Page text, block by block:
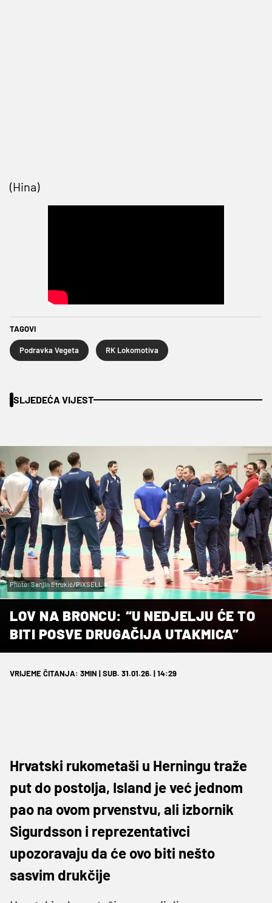
(Hina)
TAGOVI
Podravka Vegeta RK Lokomotiva
SLJEDEĆA VIJEST
Photo: Sanjin Strukić/PIXSELL
LOV NA BRONCU: “U NEDJELJU ĆE TO
BITI POSVE DRUGAČIJA UTAKMICA”
VRIJEME ČITANJA: 3MIN | SUB. 31.01.26. | 14:29
Hrvatski rukometaši u Herningu traže
put do postolja, Island je već jednom
pao na ovom prvenstvu, ali izbornik
Sigurdsson i reprezentativci
upozoravaju da će ovo biti nešto
sasvim drukčije